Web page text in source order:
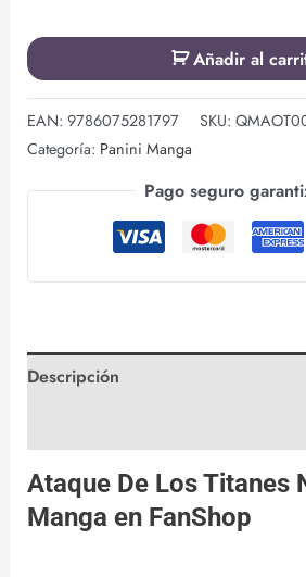
Añadir al
EAN: 9786075281797 SKU:
Categoría: Panini Manga
Pago seguro
Descripción
Ataque De Los Titanes
Manga en FanShop